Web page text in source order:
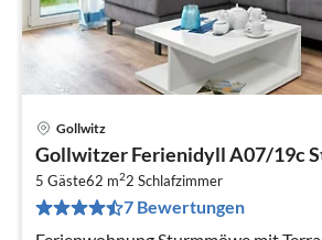
Gollwitz
Gollwitzer Ferienidyll A07/19c
5 Gäste62 m22 Schlafzimmer
7 Bewertungen